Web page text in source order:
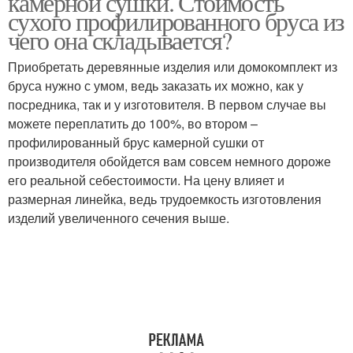
сухого профилированного бруса из
чего она складывается?
Приобретать деревянные изделия или домокомплект из
бруса нужно с умом, ведь заказать их можно, как у
посредника, так и у изготовителя. В первом случае вы
можете переплатить до 100%, во втором –
профилированный брус камерной сушки от
производителя обойдется вам совсем немного дороже
его реальной себестоимости. На цену влияет и
размерная линейка, ведь трудоемкость изготовления
изделий увеличенного сечения выше.